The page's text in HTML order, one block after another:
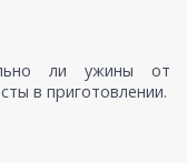
ли ужины от
в приготовлении.